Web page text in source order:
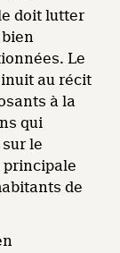
doit lutter
Le
au récit
à la
qui
le
de